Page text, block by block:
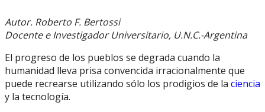
Autor. Roberto F. Bertossi
Docente e Investigador Universitario, U.N.C.-Argentina
El progreso de los pueblos se degrada cuando la
humanidad lleva prisa convencida irracionalmente que
puede recrearse utilizando sólo los prodigios de la ciencia
y la tecnología.